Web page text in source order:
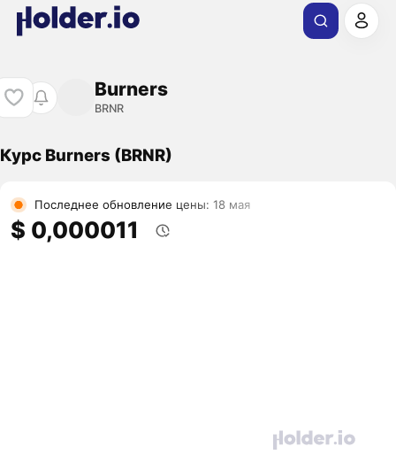
Burners
BRNR
Курс Burners (BRNR)
Последнее обновление цены: 18 мая
$ 0,000011